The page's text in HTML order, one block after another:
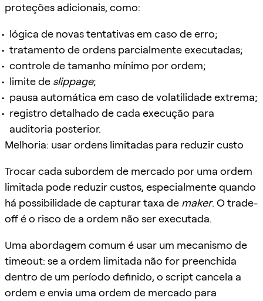
proteções adicionais, como:
lógica de novas tentativas em caso de erro;
tratamento de ordens parcialmente executadas;
controle de tamanho mínimo por ordem;
limite de slippage;
pausa automática em caso de volatilidade extrema;
registro detalhado de cada execução para
auditoria posterior.
Melhoria: usar ordens limitadas para reduzir custo
Trocar cada subordem de mercado por uma ordem
limitada pode reduzir custos, especialmente quando
há possibilidade de capturar taxa de maker. O trade-
off é o risco de a ordem não ser executada.
Uma abordagem comum é usar um mecanismo de
timeout: se a ordem limitada não for preenchida
dentro de um período definido, o script cancela a
ordem e envia uma ordem de mercado para